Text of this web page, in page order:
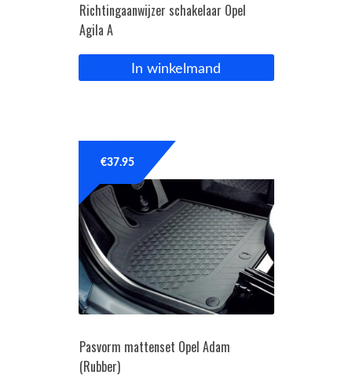
Richtingaanwijzer schakelaar Opel
Agila A
In winkelmand
Pasvorm mattenset Opel Adam
(Rubber)
€37.95